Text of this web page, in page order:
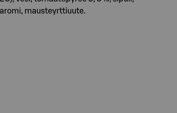
mausteyrttiuute.